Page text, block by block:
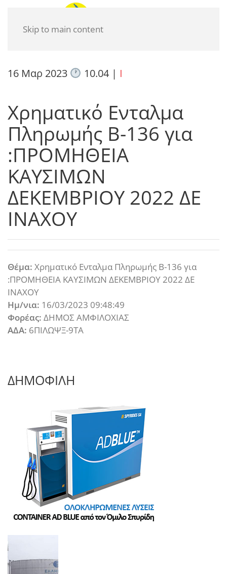
Skip to main content
16 Μαρ 2023 10.04| I
Χρηματικό Ενταλμα
Πληρωμής Β-136 για
:ΠΡΟΜΗΘΕΙΑ
ΚΑΥΣΙΜΩΝ
ΔΕΚΕΜΒΡΙΟΥ 2022 ΔΕ
ΙΝΑΧΟΥ
Θέμα: Χρηματικό Ενταλμα Πληρωμής Β-136 για
:ΠΡΟΜΗΘΕΙΑ ΚΑΥΣΙΜΩΝ ΔΕΚΕΜΒΡΙΟΥ 2022 ΔΕ
ΙΝΑΧΟΥ
Ημ/νια: 16/03/2023 09:48:49
Φορέας: ΔΗΜΟΣ ΑΜΦΙΛΟΧΙΑΣ
ΑΔΑ: 6ΠΙΛΩΨΞ-9ΤΑ
ΔΗΜΟΦΙΛΗ